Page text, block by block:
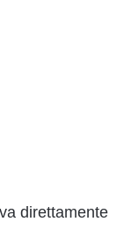
direttamente